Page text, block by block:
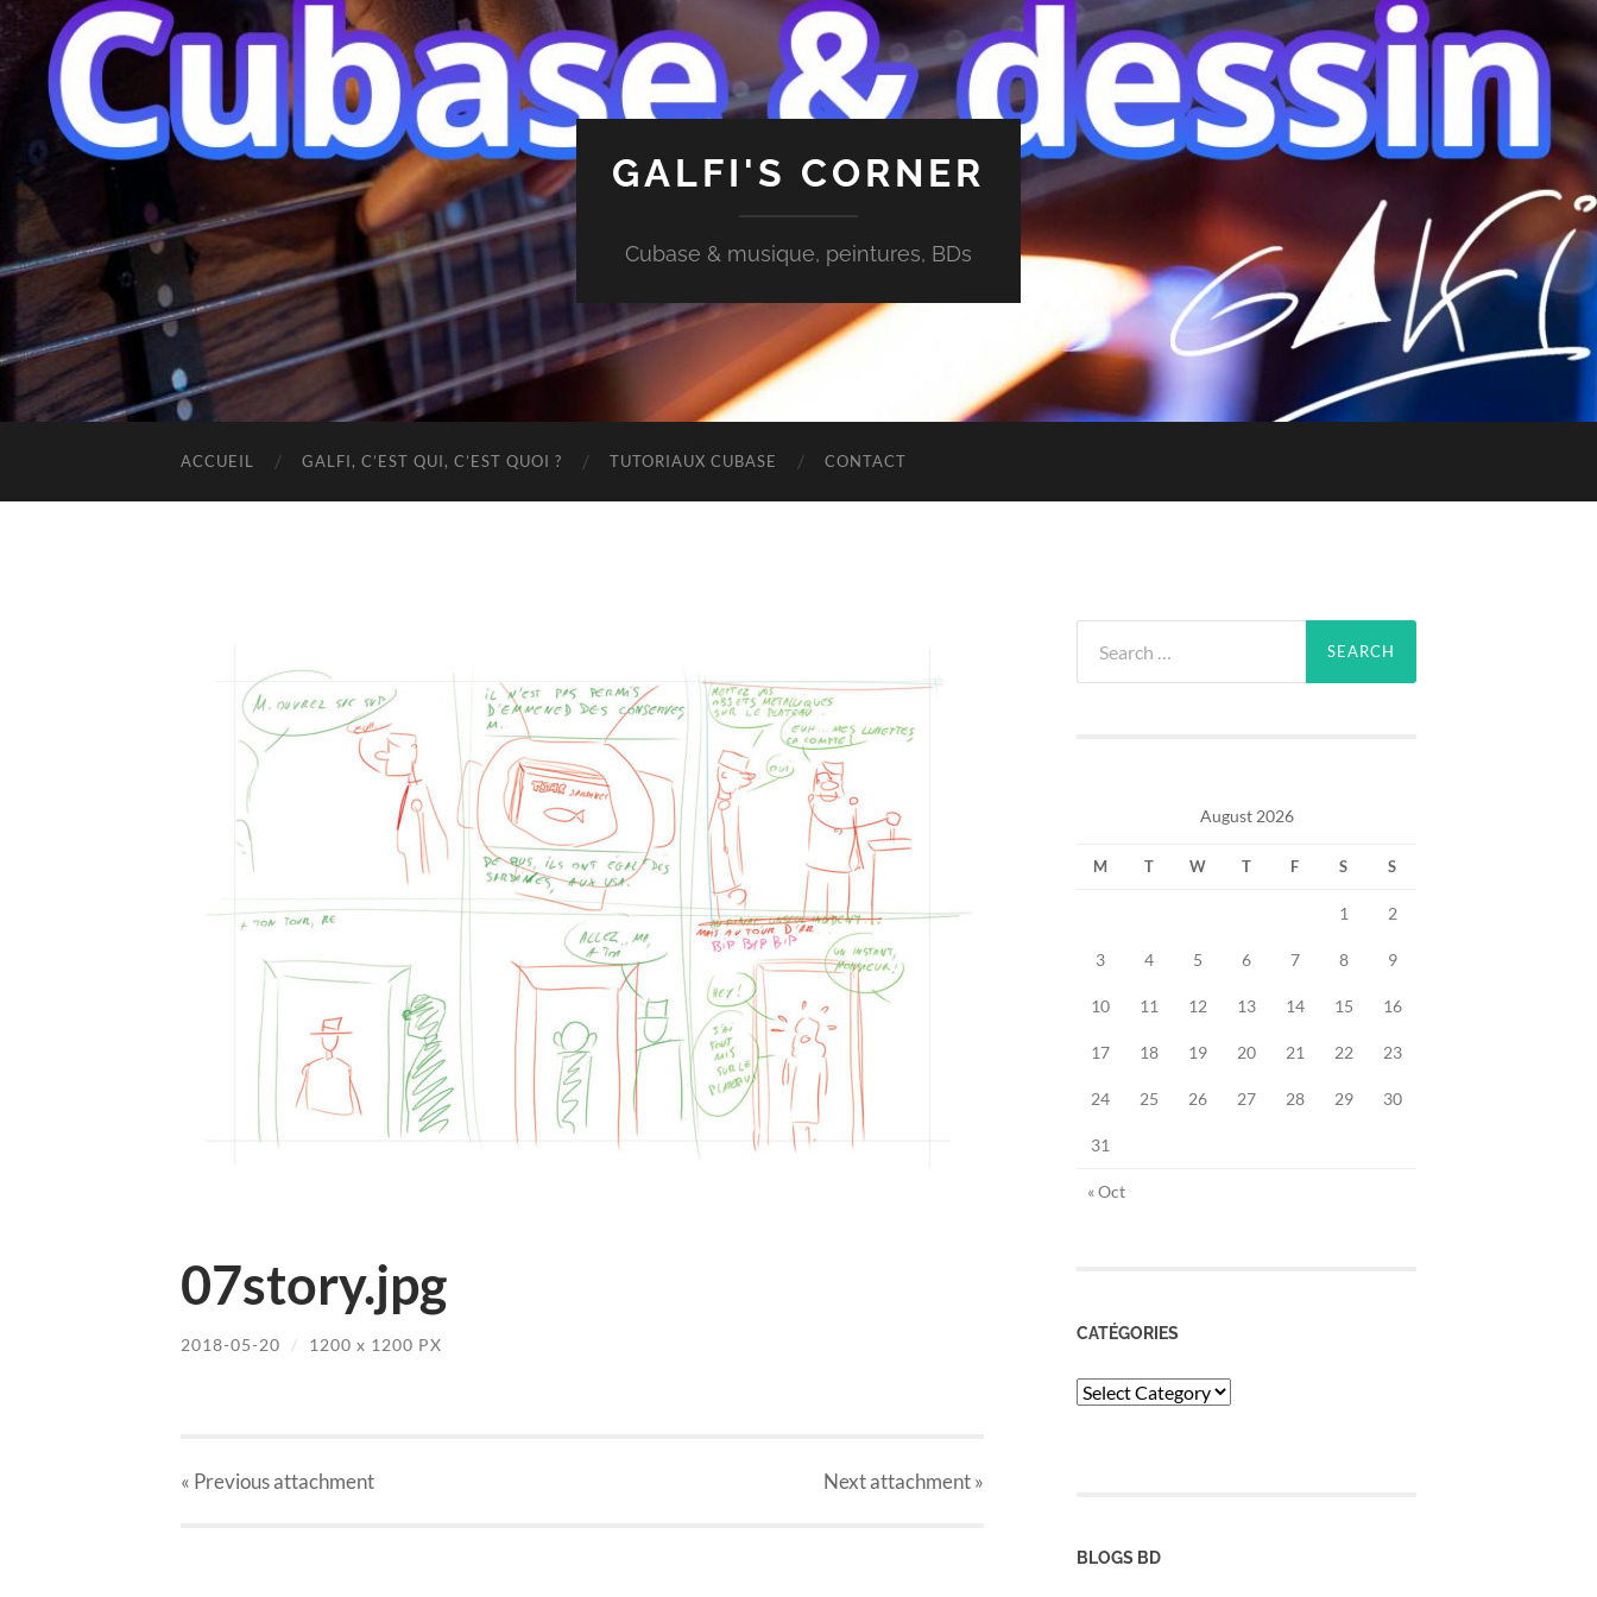
GALFI'S CORNER
Cubase & musique, peintures, BDs
ACCUEIL GALFI, C’EST QUI, C’EST QUOI ? TUTORIAUX CUBASE CONTACT
07story.jpg
2018-05-20 / 1200 x 1200 PX
« Previousattachment Nextattachment»
for:
August 2026
M T W T F S S
1 2
3 4 5 6 7 8 9
10 11 12 13 14 15 16
17 18 19 20 21 22 23
24 25 26 27 28 29 30
31
« Oct
CATÉGORIES
Catégories
BLOGS BD